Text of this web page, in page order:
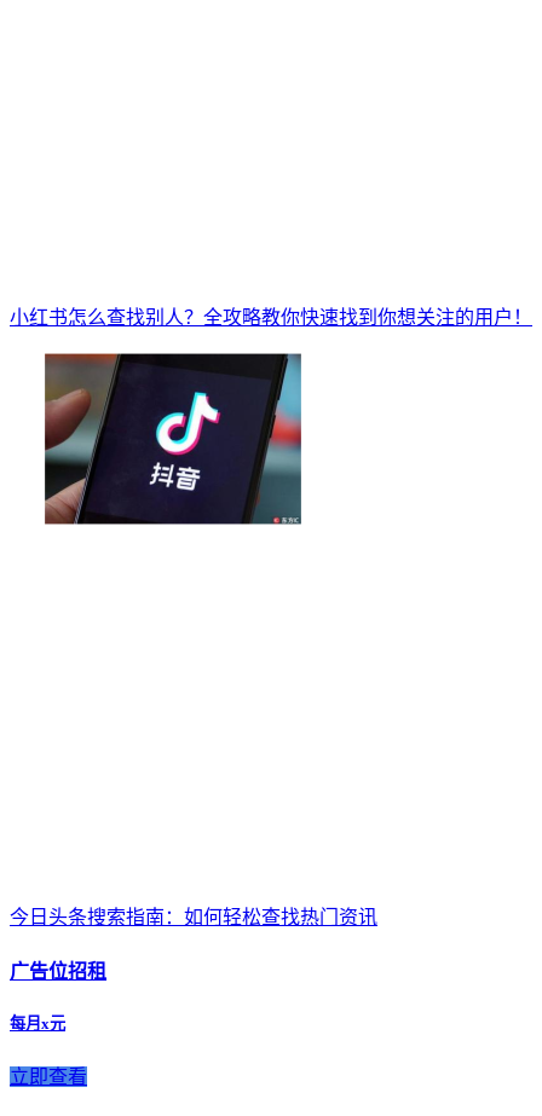
小红书怎么查找别人？全攻略教你快速找到你想关注的用户！
今日头条搜索指南：如何轻松查找热门资讯
广告位招租
每月x元
立即查看